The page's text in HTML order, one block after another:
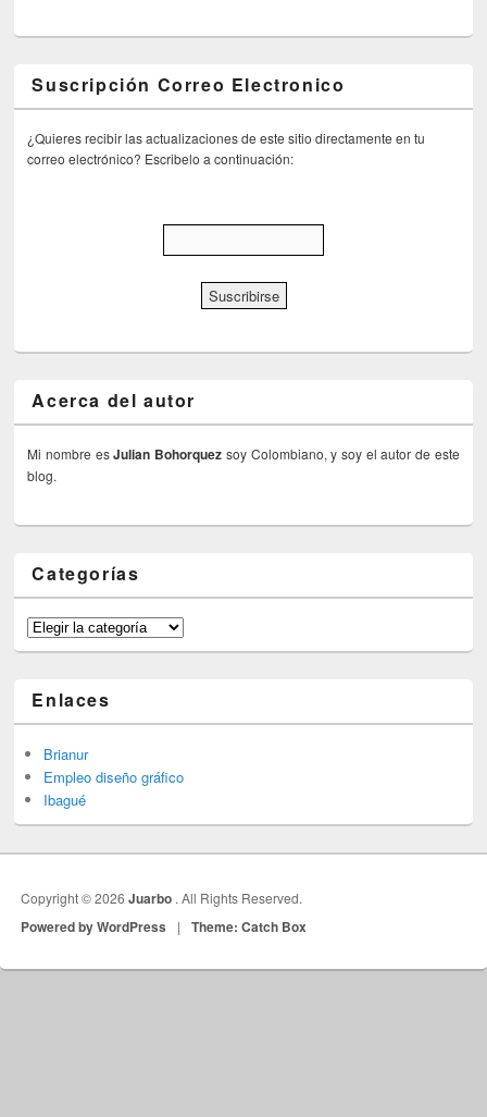
Suscripción Correo Electronico
¿Quieres recibir las actualizaciones de este sitio directamente en tu
correo electrónico? Escribelo a continuación:
Acerca del autor
Mi nombre esJulian Bohorquez soy Colombiano, y soy el autor de este
blog.
Categorías
Categorías
Enlaces
Brianur
Empleo diseño gráfico
Ibagué
Copyright © 2026Juarbo . All Rights Reserved.
Powered by WordPress | Theme: Catch Box